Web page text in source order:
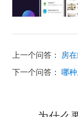
上一个问答：
房
下一个问答：